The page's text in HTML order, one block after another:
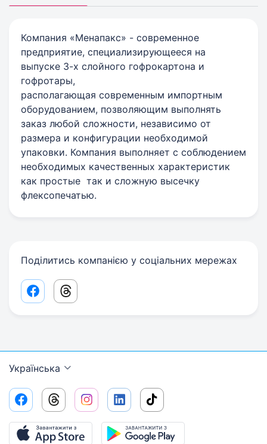
Компания «Менапакс» - современное
предприятие, специализирующееся на
выпуске 3-х слойного гофрокартона и
гофротары,
располагающая современным импортным
оборудованием, позволяющим выполнять
заказ любой сложности, независимо от
размера и конфигурации необходимой
упаковки. Компания выполняет с соблюдением
необходимых качественных характеристик
как простые так и сложную высечку
флексопечатью.
Поділитись компанією у соціальних мережах
Facebook share link
Threads share link
Українська